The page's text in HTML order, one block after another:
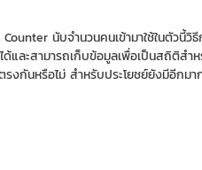
นับจำนวนคนเข้ามาใช้ในตัวนี้วิ
ละสามารถเก็บข้อมูลเพื่อเป็นสถิติสำ
งกันหรือไม่ สำหรับประโยชย์ยังมีอีกม